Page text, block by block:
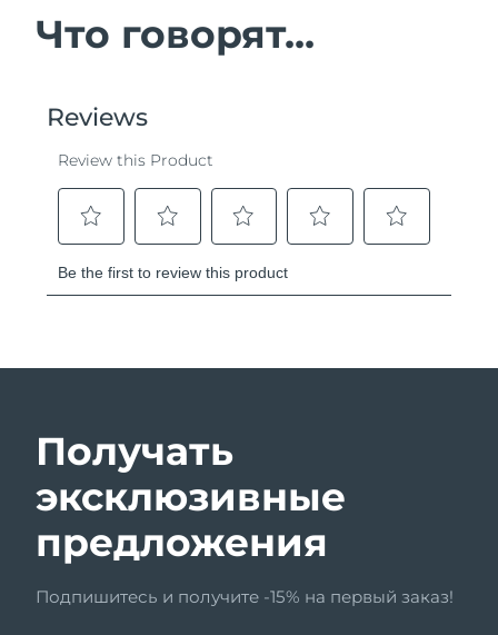
Что говорят...
Получать
эксклюзивные
предложения
Подпишитесь и получите -15% на первый заказ!